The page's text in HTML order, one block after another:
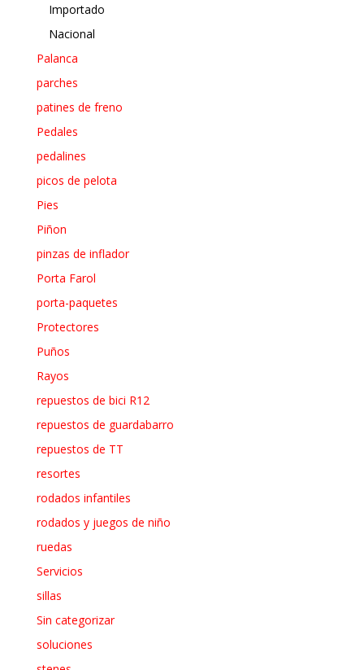
Importado
Nacional
Palanca
parches
patines de freno
Pedales
pedalines
picos de pelota
Pies
Piñon
pinzas de inflador
Porta Farol
porta-paquetes
Protectores
Puños
Rayos
repuestos de bici R12
repuestos de guardabarro
repuestos de TT
resortes
rodados infantiles
rodados y juegos de niño
ruedas
Servicios
sillas
Sin categorizar
soluciones